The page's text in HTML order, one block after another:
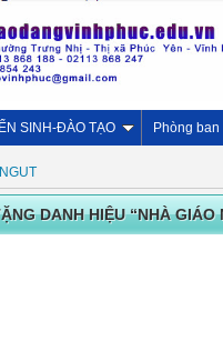
SINH-ĐÀO TẠO Phòng ban
DANH HIỆU “NHÀ